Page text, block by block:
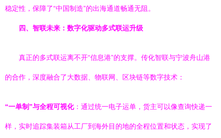
稳定性，保障了“中国制造”的出海通道畅通无阻。
四、智联未来：数字化驱动多式联运升级
真正的多式联运离不开“信息港”的支撑。传化智联与宁波舟山港
的合作，深度融合了大数据、物联网、区块链等数字技术：
“一单制”与全程可视化：通过统一电子运单，货主可以像查询快递一
样，实时追踪集装箱从工厂到海外目的地的全程位置和状态，实现了